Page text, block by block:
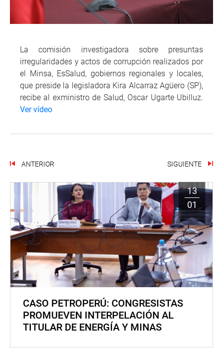
La comisión investigadora sobre presuntas
irregularidades y actos de corrupción realizados por
el Minsa, EsSalud, gobiernos regionales y locales,
que preside la legisladora Kira Alcarraz Agüero (SP),
recibe al exministro de Salud, Oscar Ugarte Ubilluz.
Ver vídeo
ANTERIOR SIGUIENTE
13
01
CASO PETROPERÚ: CONGRESISTAS
PROMUEVEN INTERPELACIÓN AL
TITULAR DE ENERGÍA Y MINAS